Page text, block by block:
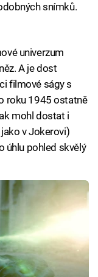
snímků.
univerzum
A je dost
filmové ságy s
roku 1945 ostatně
mohl dostat i
v Jokerovi)
úhlu pohled skvělý